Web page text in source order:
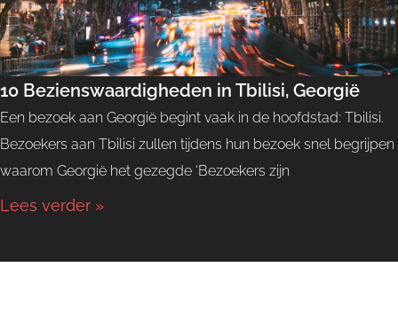
10 Bezienswaardigheden in Tbilisi, Georgië
Een bezoek aan Georgië begint vaak in de hoofdstad: Tbilisi.
Bezoekers aan Tbilisi zullen tijdens hun bezoek snel begrijpen
waarom Georgië het gezegde ‘Bezoekers zijn
Lees verder »